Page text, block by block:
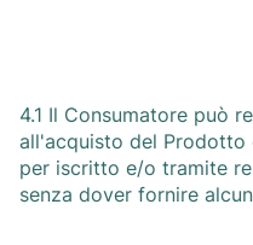
4.1 Il Consumatore può
all'acquisto del Prodotto
per iscritto e/o tramite
senza dover fornire